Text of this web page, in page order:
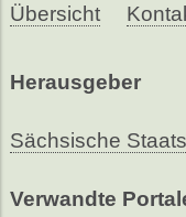
Übersicht
Herausgeber
Sächsische
Verwandte